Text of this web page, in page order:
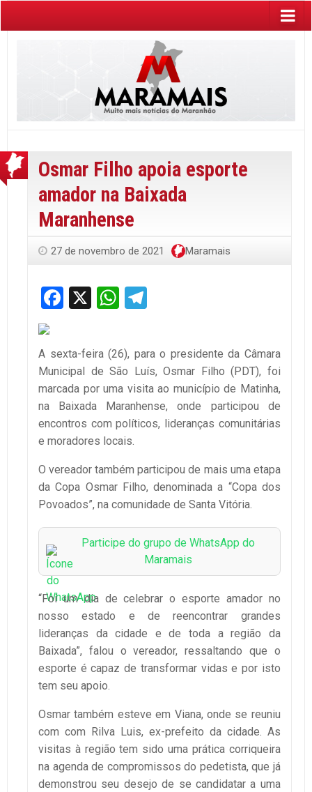
Osmar Filho apoia esporte
amador na Baixada
Maranhense
27 de novembro de 2021 Maramais
Facebook
X WhatsApp
A sexta-feira (26), para o presidente da Câmara
Municipal de São Luís, Osmar Filho (PDT), foi
marcada por uma visita ao município de Matinha,
na Baixada Maranhense, onde participou de
encontros com políticos, lideranças comunitárias
e moradores locais.
O vereador também participou de mais uma etapa
da Copa Osmar Filho, denominada a “Copa dos
Povoados”, na comunidade de Santa Vitória.
Participe do grupo de WhatsApp do
Maramais
“Foi um dia de celebrar o esporte amador no
nosso estado e de reencontrar grandes
lideranças da cidade e de toda a região da
Baixada”, falou o vereador, ressaltando que o
esporte é capaz de transformar vidas e por isto
tem seu apoio.
Osmar também esteve em Viana, onde se reuniu
com com Rilva Luis, ex-prefeito da cidade. As
visitas à região tem sido uma prática corriqueira
na agenda de compromissos do pedetista, que já
demonstrou seu desejo de se candidatar a uma